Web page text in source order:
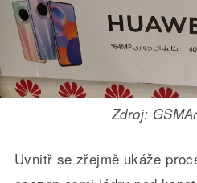
Zdroj:
Uvnitř se zřejmě ukáže